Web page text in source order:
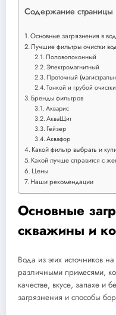
Содержание страницы
Основные загрязнения в
Лучшие фильтры очистки
Половолоконный
Электромагнитный
Проточный
Тонкой и грубой очистки
Бренды фильтров
Акварис
АкваЩит
Гейзер
Аквафор
Какой фильтр выбрать и
Какой лучше справится с
Цены
Наши рекомендации
Основные
скважины и
Вода из этих источников
различными примесями,
качестве, вкусе, запахе и
загрязнения и способы